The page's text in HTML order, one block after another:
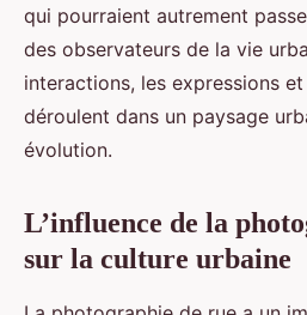
qui pourraient autrement
des observateurs de la vie
interactions, les expressions
déroulent dans un paysage
évolution.
L’influence de la
sur la culture urbaine